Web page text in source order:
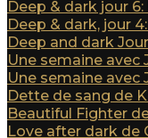
Deep & dark jour 6:
Deep & dark, jour
Deep and dark
Une semaine avec
Une semaine avec
Dette de sang de
Beautiful Fighter
Love after dark de